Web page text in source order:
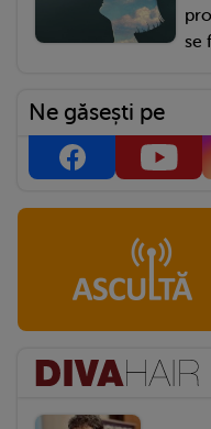
se
Ne găsești pe